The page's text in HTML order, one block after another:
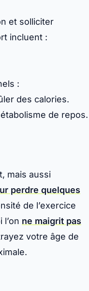
et solliciter
incluent :
:
des calories.
de repos.
mais aussi
perdre quelques
de l’exercice
ne maigrit pas
votre âge de